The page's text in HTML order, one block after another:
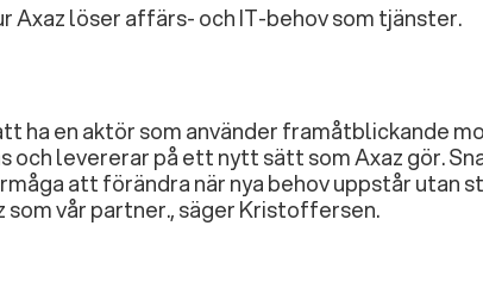
Axaz löser affärs- och IT-behov som tjänster.
ha en aktör som använder framåtblickande
levererar på ett nytt sätt som Axaz gör.
att förändra när nya behov uppstår utan
som vår partner., säger Kristoffersen.